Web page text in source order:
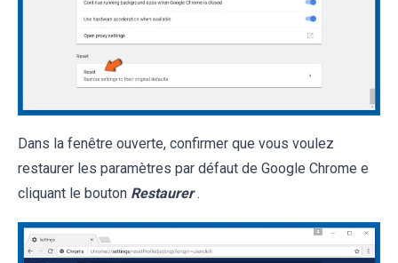
Dans la fenêtre ouverte, confirmer que vous voulez
restaurer les paramètres par défaut de Google Chrome e
cliquant le bouton Restaurer .